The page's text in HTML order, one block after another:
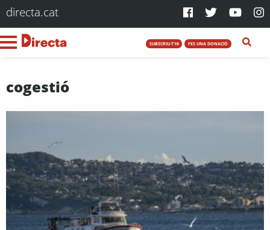
directa.cat
SUBSCRIU-T'HI FES UNA DONACIÓ
cogestió